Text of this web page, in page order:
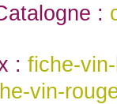
:
: fiche-
vin-